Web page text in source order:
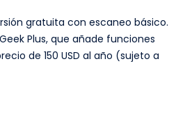
gratuita con escaneo básico.
Plus, que añade funciones
de 150 USD al año (sujeto a